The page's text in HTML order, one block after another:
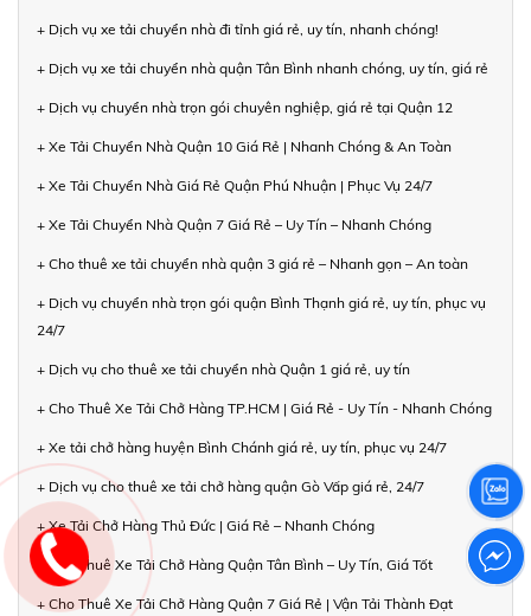
+ Dịch vụ xe tải chuyển nhà đi tỉnh giá rẻ, uy tín, nhanh chóng!
+ Dịch vụ xe tải chuyển nhà quận Tân Bình nhanh chóng, uy tín, giá rẻ
+ Dịch vụ chuyển nhà trọn gói chuyên nghiệp, giá rẻ tại Quận 12
+ Xe Tải Chuyển Nhà Quận 10 Giá Rẻ | Nhanh Chóng & An Toàn
+ Xe Tải Chuyển Nhà Giá Rẻ Quận Phú Nhuận | Phục Vụ 24/7
+ Xe Tải Chuyển Nhà Quận 7 Giá Rẻ – Uy Tín – Nhanh Chóng
+ Cho thuê xe tải chuyển nhà quận 3 giá rẻ – Nhanh gọn – An toàn
+ Dịch vụ chuyển nhà trọn gói quận Bình Thạnh giá rẻ, uy tín, phục vụ
24/7
+ Dịch vụ cho thuê xe tải chuyển nhà Quận 1 giá rẻ, uy tín
+ Cho Thuê Xe Tải Chở Hàng TP.HCM | Giá Rẻ - Uy Tín - Nhanh Chóng
+ Xe tải chở hàng huyện Bình Chánh giá rẻ, uy tín, phục vụ 24/7
+ Dịch vụ cho thuê xe tải chở hàng quận Gò Vấp giá rẻ, 24/7
+ Xe Tải Chở Hàng Thủ Đức | Giá Rẻ – Nhanh Chóng
+ Cho Thuê Xe Tải Chở Hàng Quận Tân Bình – Uy Tín, Giá Tốt
+ Cho Thuê Xe Tải Chở Hàng Quận 7 Giá Rẻ | Vận Tải Thành Đạt